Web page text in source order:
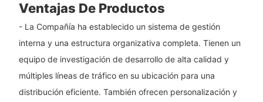
Ventajas De Productos
- La Compañía ha establecido un sistema de gestión
interna y una estructura organizativa completa. Tienen un
equipo de investigación de desarrollo de alta calidad y
múltiples líneas de tráfico en su ubicación para una
distribución eficiente. También ofrecen personalización y